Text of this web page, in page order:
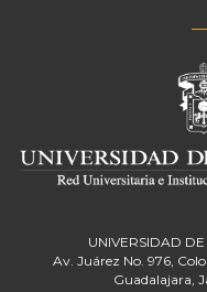
UNIVERSIDAD
Av. Juárez No. 976,
Guadalajara,